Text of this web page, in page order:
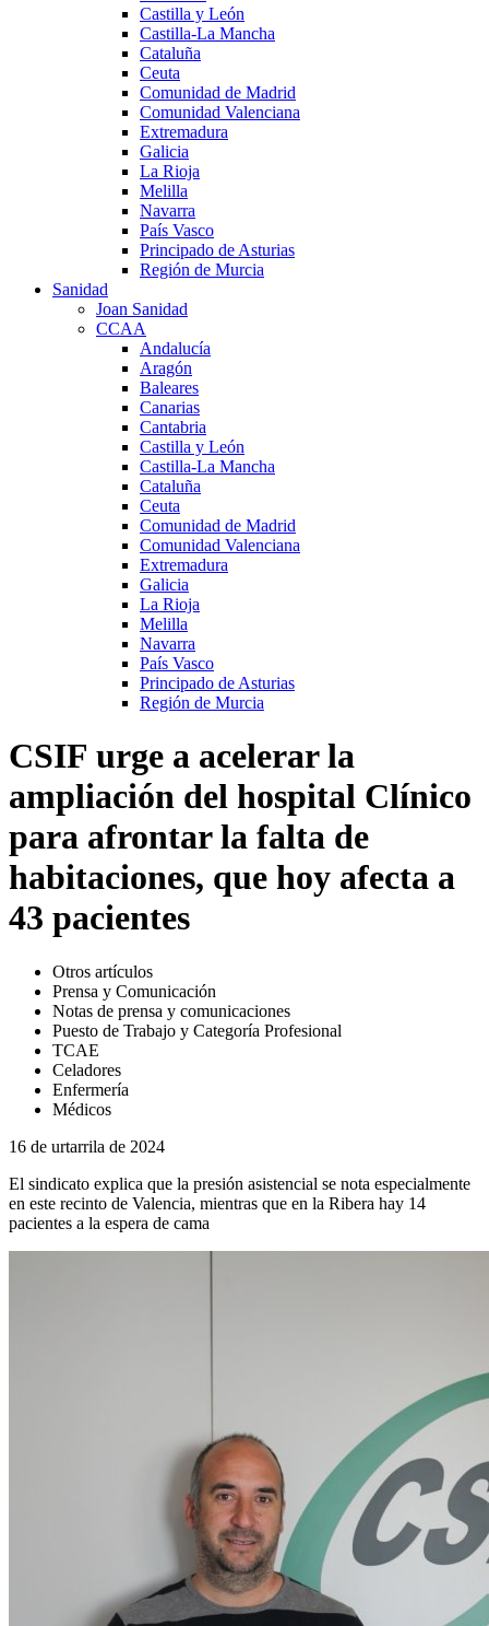
Castilla y León
Castilla-La Mancha
Cataluña
Ceuta
Comunidad de Madrid
Comunidad Valenciana
Extremadura
Galicia
La Rioja
Melilla
Navarra
País Vasco
Principado de Asturias
Región de Murcia
Sanidad
Joan Sanidad
CCAA
Andalucía
Aragón
Baleares
Canarias
Cantabria
Castilla y León
Castilla-La Mancha
Cataluña
Ceuta
Comunidad de Madrid
Comunidad Valenciana
Extremadura
Galicia
La Rioja
Melilla
Navarra
País Vasco
Principado de Asturias
Región de Murcia
CSIF urge a acelerar la
ampliación del hospital Clínico
para afrontar la falta de
habitaciones, que hoy afecta a
43 pacientes
Otros artículos
Prensa y Comunicación
Notas de prensa y comunicaciones
Puesto de Trabajo y Categoría Profesional
TCAE
Celadores
Enfermería
Médicos
16 de urtarrila de 2024
El sindicato explica que la presión asistencial se nota especialmente
en este recinto de Valencia, mientras que en la Ribera hay 14
pacientes a la espera de cama